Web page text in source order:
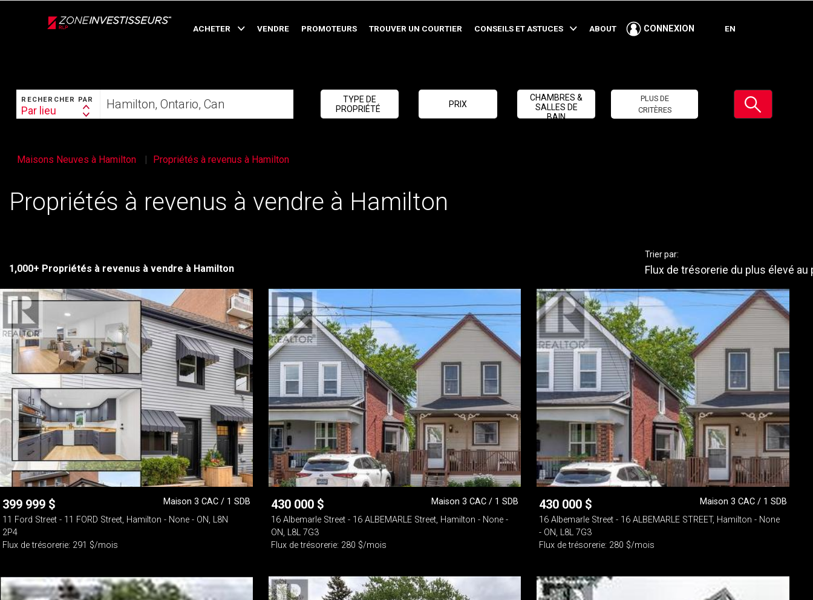
ACHETER VENDRE PROMOTEURS TROUVER UN COURTIER CONSEILS ET ASTUCES ABOUT CONNEXION EN
RECHERCHER
RECHERCHER PAR
Search
By
Par lieu
votre
foyer
TYPE DE
PROPRIÉTÉ
PRIX
CHAMBRES &
SALLES DE
BAIN
PLUS DE
CRITÈRES
Soumettre
Maisons Neuves à Hamilton Propriétés à revenus à Hamilton
Propriétés à revenus à vendre à Hamilton
1,000+ Propriétés à revenus à vendre à Hamilton
Trier par:
Flux de trésorerie du plus élevé au
399 999 $
Maison 3 CAC / 1 SDB
11 Ford Street - 11 FORD Street, Hamilton - None - ON, L8N
2P4
Flux de trésorerie: 291 $/mois
430 000 $
Maison 3 CAC / 1 SDB
16 Albemarle Street - 16 ALBEMARLE Street, Hamilton - None -
ON, L8L 7G3
Flux de trésorerie: 280 $/mois
430 000 $
Maison 3 CAC / 1 SDB
16 Albemarle Street - 16 ALBEMARLE STREET, Hamilton - None
- ON, L8L 7G3
Flux de trésorerie: 280 $/mois